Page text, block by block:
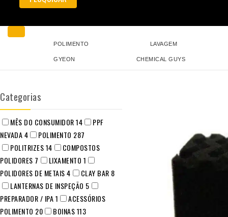
POLIMENTO LAVAGEM
GYEON CHEMICAL GUYS
Categorias
MÊS DO CONSUMIDOR14
PPF
NEVADA4 POLIMENTO 287
POLITRIZES14
COMPOSTOS
POLIDORES 7 LIXAMENTO 1
POLIDORES DE METAIS4 CLAY BAR 8
LANTERNAS DE INSPEÇÃO 5
PREPARADOR / IPA1
ACESSÓRIOS
POLIMENTO 20 BOINAS113